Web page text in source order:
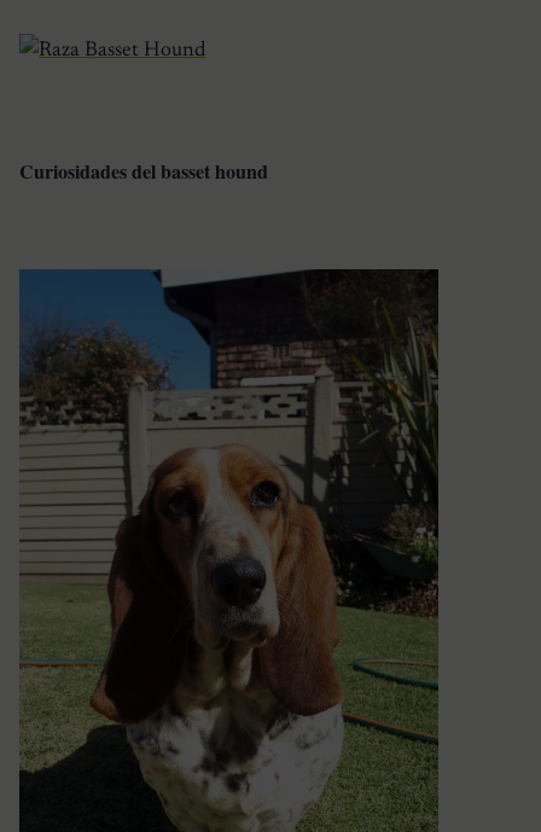
Curiosidades del basset hound